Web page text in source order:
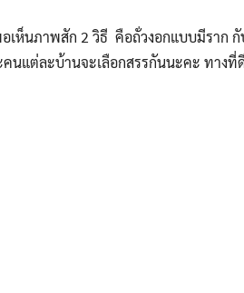
เห็นภาพสัก 2 วิธี คือถั่วงอกแบบมีราก
นแต่ละบ้านจะเลือกสรรกันนะคะ ทางที่